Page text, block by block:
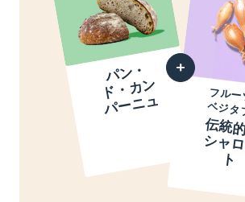
パ
ン
・
ド
・
カ
ン
パ
ー
ニ
ュ フル
ベジタ
ト